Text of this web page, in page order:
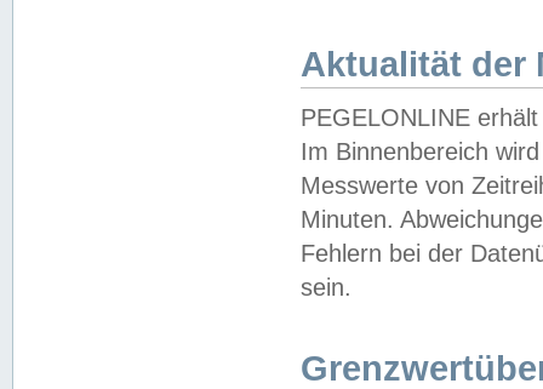
Aktualität der
PEGELONLINE
Im Binnenbereich
Messwerte von
Minuten.
Fehlern bei der
sein.